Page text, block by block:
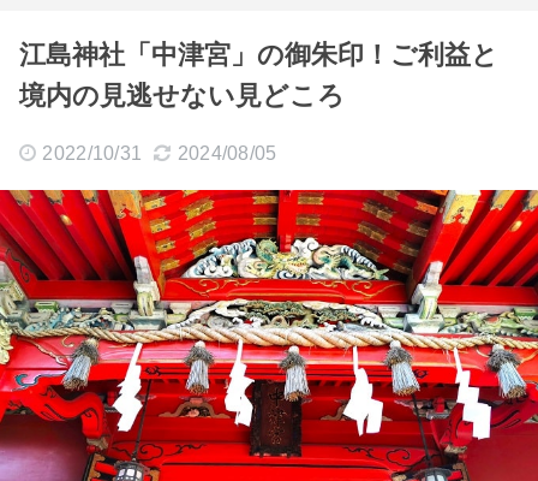
江島神社「中津宮」の御朱印！ご利益と
境内の見逃せない見どころ
2022/10/31 2024/08/05